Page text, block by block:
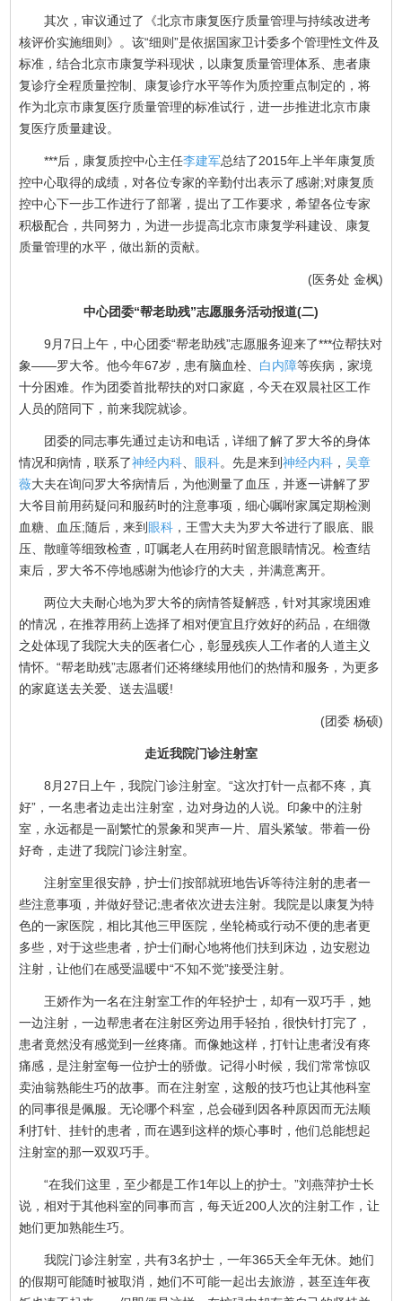
其次，审议通过了《北京市康复医疗质量管理与持续改进考
核评价实施细则》。该“细则”是依据国家卫计委多个管理性文件及
标准，结合北京市康复学科现状，以康复质量管理体系、患者康
复诊疗全程质量控制、康复诊疗水平等作为质控重点制定的，将
作为北京市康复医疗质量管理的标准试行，进一步推进北京市康
复医疗质量建设。
***后，康复质控中心主任李建军总结了2015年上半年康复质
控中心取得的成绩，对各位专家的辛勤付出表示了感谢;对康复质
控中心下一步工作进行了部署，提出了工作要求，希望各位专家
积极配合，共同努力，为进一步提高北京市康复学科建设、康复
质量管理的水平，做出新的贡献。
(医务处 金枫)
中心团委“帮老助残”志愿服务活动报道(二)
9月7日上午，中心团委“帮老助残”志愿服务迎来了***位帮扶对
象——罗大爷。他今年67岁，患有脑血栓、 白内障等疾病，家境
十分困难。作为团委首批帮扶的对口家庭，今天在双晨社区工作
人员的陪同下，前来我院就诊。
团委的同志事先通过走访和电话，详细了解了罗大爷的身体
情况和病情，联系了神经内科 眼科。先是来到神经内科 ，吴章
薇大夫在询问罗大爷病情后，为他测量了血压，并逐一讲解了罗
大爷目前用药疑问和服药时的注意事项，细心嘱咐家属定期检测
血糖、血压;随后，来到 眼科 ，王雪大夫为罗大爷进行了眼底、眼
压、散瞳等细致检查，叮嘱老人在用药时留意眼睛情况。检查结
束后，罗大爷不停地感谢为他诊疗的大夫，并满意离开。
两位大夫耐心地为罗大爷的病情答疑解惑，针对其家境困难
的情况，在推荐用药上选择了相对便宜且疗效好的药品，在细微
之处体现了我院大夫的医者仁心，彰显残疾人工作者的人道主义
情怀。“帮老助残”志愿者们还将继续用他们的热情和服务，为更多
的家庭送去关爱、送去温暖!
(团委 杨硕)
走近我院门诊注射室
8月27日上午，我院门诊注射室。“这次打针一点都不疼，真
好”，一名患者边走出注射室，边对身边的人说。印象中的注射
室，永远都是一副繁忙的景象和哭声一片、眉头紧皱。带着一份
好奇，走进了我院门诊注射室。
注射室里很安静，护士们按部就班地告诉等待注射的患者一
些注意事项，并做好登记;患者依次进去注射。我院是以康复为特
色的一家医院，相比其他三甲医院，坐轮椅或行动不便的患者更
多些，对于这些患者，护士们耐心地将他们扶到床边，边安慰边
注射，让他们在感受温暖中“不知不觉”接受注射。
王娇作为一名在注射室工作的年轻护士，却有一双巧手，她
一边注射，一边帮患者在注射区旁边用手轻拍，很快针打完了，
患者竟然没有感觉到一丝疼痛。而像她这样，打针让患者没有疼
痛感，是注射室每一位护士的骄傲。记得小时候，我们常常惊叹
卖油翁熟能生巧的故事。而在注射室，这般的技巧也让其他科室
的同事很是佩服。无论哪个科室，总会碰到因各种原因而无法顺
利打针、挂针的患者，而在遇到这样的烦心事时，他们总能想起
注射室的那一双双巧手。
“在我们这里，至少都是工作1年以上的护士。”刘燕萍护士长
说，相对于其他科室的同事而言，每天近200人次的注射工作，让
她们更加熟能生巧。
我院门诊注射室，共有3名护士，一年365天全年无休。她们
的假期可能随时被取消，她们不可能一起出去旅游，甚至连年夜